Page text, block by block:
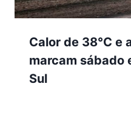
Calor de 38°C e
marcam sábado
Sul